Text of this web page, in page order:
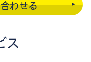
わせる
ス